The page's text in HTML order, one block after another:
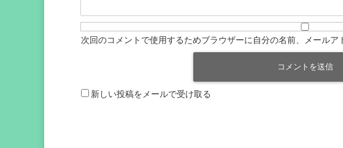
次回のコメントで使用するためブラウザーに自分の名前、メールア
新しい投稿をメールで受け取る